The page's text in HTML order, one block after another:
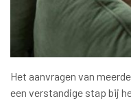
Het aanvragen van
een verstandige stap bij